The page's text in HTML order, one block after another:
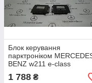
Блок керування
парктроніком
BENZ w211 e-class
(A0255457132)
1 788 ₴